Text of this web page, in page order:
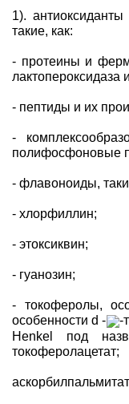
1).
такие, как:
- протеины и
лактопероксидаза
- пептиды и их
-
полифосфоновые
- флавоноиды,
- хлорфиллин;
- этоксиквин;
- гуанозин;
- токоферолы,
особенности d -
-
Henkel под
токоферолацетат;